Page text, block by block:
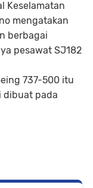
Keselamatan
mengatakan
berbagai
pesawat SJ182
737-500 itu
dibuat pada